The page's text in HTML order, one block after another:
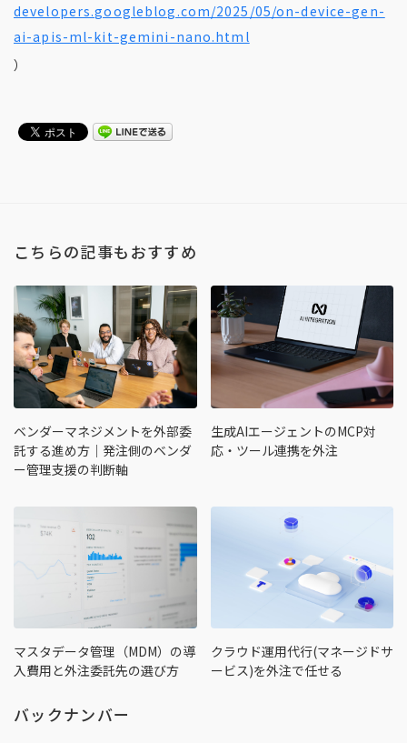
developers.googleblog.com/2025/05/on-device-gen-
ai-apis-ml-kit-gemini-nano.html
）
こちらの記事もおすすめ
ベンダーマネジメントを外部委
託する進め方｜発注側のベンダ
ー管理支援の判断軸
生成AIエージェントのMCP対
応・ツール連携を外注
マスタデータ管理（MDM）の導
入費用と外注委託先の選び方
クラウド運用代行(マネージドサ
ービス)を外注で任せる
バックナンバー